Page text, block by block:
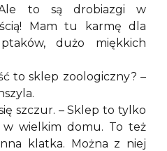
Ale to są drobiazgi w
Mam tu karmę dla
dużo miękkich
to sklep zoologiczny? –
szczur. – Sklep to tylko
w wielkim domu. To też
klatka. Można z niej